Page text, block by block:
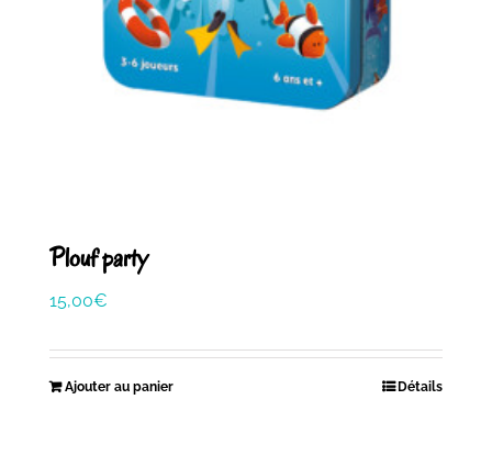
Plouf party
15,00€
Ajouter au panier Détails